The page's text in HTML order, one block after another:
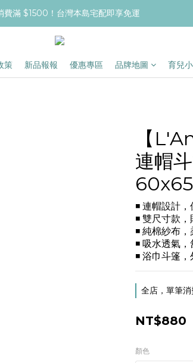
費滿 $1500！台灣本島宅配即享免運
策 新品報報 優惠專區 品牌地圖 育兒
【
連帽
◾ 連帽設計
◾ 雙尺寸款
◾ 純棉紗布
◾ 吸水透氣
◾ 浴巾斗篷
全店，單筆
NT$880
顏色